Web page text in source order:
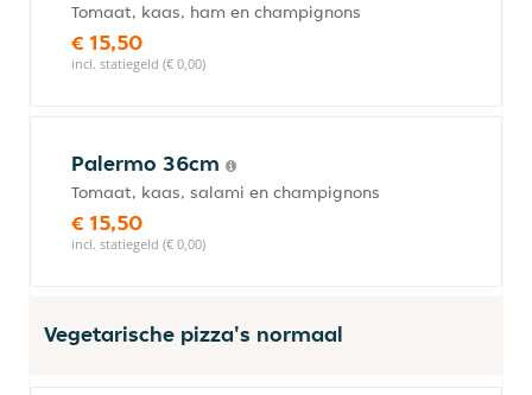
Tomaat, kaas, ham en champignons
€ 15,50
incl. statiegeld (€ 0,00)
Palermo 36cm
Tomaat, kaas, salami en champignons
€ 15,50
incl. statiegeld (€ 0,00)
Vegetarische pizza's normaal